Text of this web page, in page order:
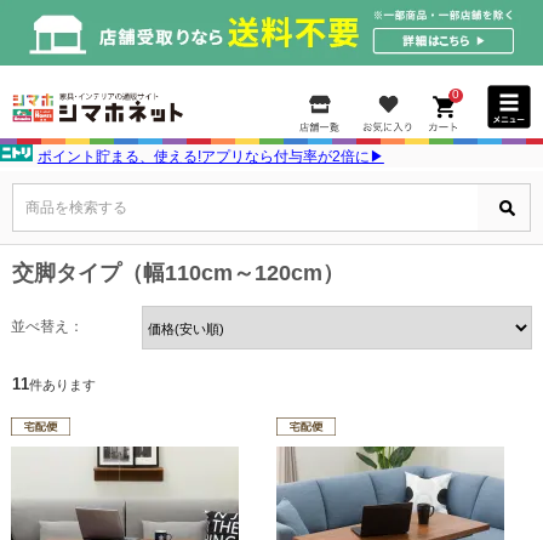
0
ポイント貯まる、使える!アプリなら付与率が2倍に▶
商品を検索する
交脚タイプ（幅110cm～120cm）
並べ替え：
11件あります